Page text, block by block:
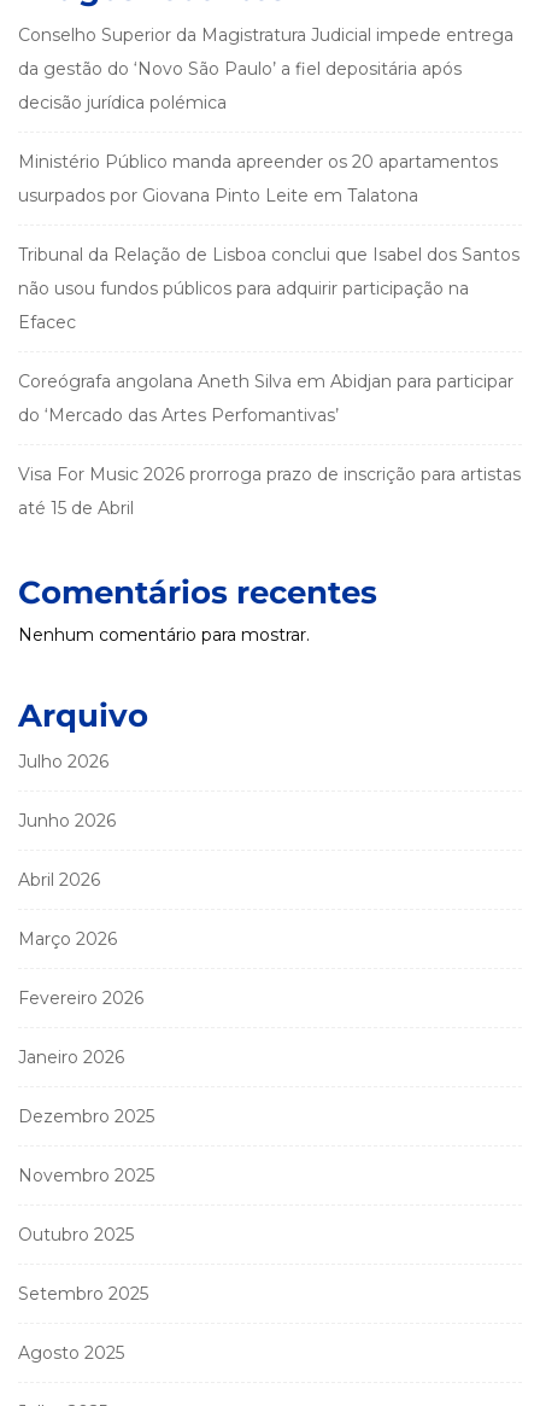
Conselho Superior da Magistratura Judicial impede entrega
da gestão do ‘Novo São Paulo’ a fiel depositária após
decisão jurídica polémica
Ministério Público manda apreender os 20 apartamentos
usurpados por Giovana Pinto Leite em Talatona
Tribunal da Relação de Lisboa conclui que Isabel dos Santos
não usou fundos públicos para adquirir participação na
Efacec
Coreógrafa angolana Aneth Silva em Abidjan para participar
do ‘Mercado das Artes Perfomantivas’
Visa For Music 2026 prorroga prazo de inscrição para artistas
até 15 de Abril
Comentários recentes
Nenhum comentário para mostrar.
Arquivo
Julho 2026
Junho 2026
Abril 2026
Março 2026
Fevereiro 2026
Janeiro 2026
Dezembro 2025
Novembro 2025
Outubro 2025
Setembro 2025
Agosto 2025